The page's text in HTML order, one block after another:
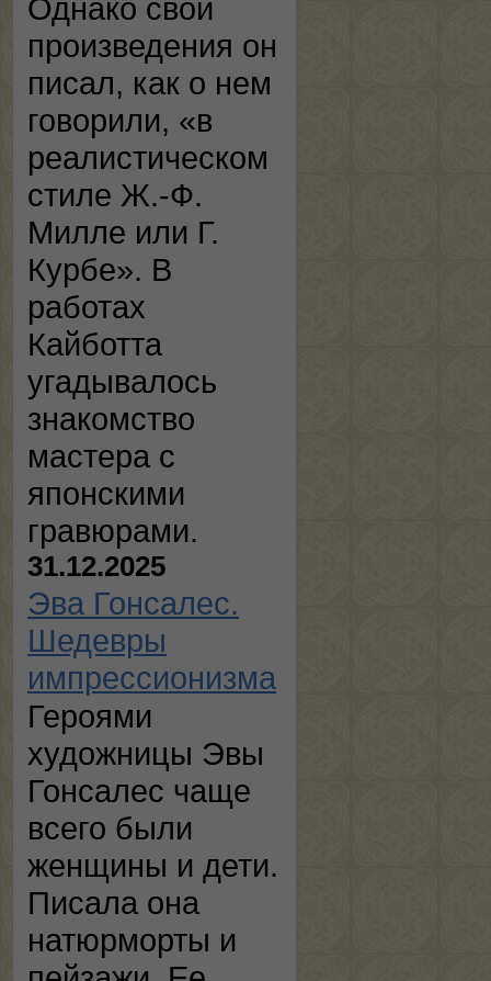
Однако свои
произведения он
писал, как о нем
говорили, «в
реалистическом
стиле Ж.-Ф.
Милле или Г.
Курбе». В
работах
Кайботта
угадывалось
знакомство
мастера с
японскими
гравюрами.
31.12.2025
Эва Гонсалес.
Шедевры
импрессионизма
Героями
художницы Эвы
Гонсалес чаще
всего были
женщины и дети.
Писала она
натюрморты и